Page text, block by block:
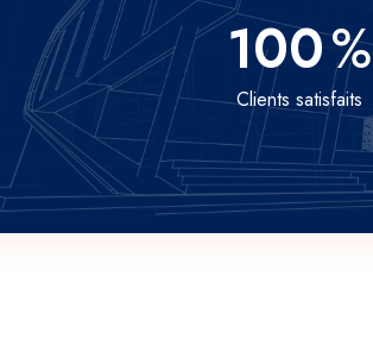
100%
Clients satisfaits